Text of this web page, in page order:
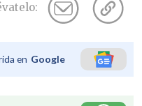
en Google